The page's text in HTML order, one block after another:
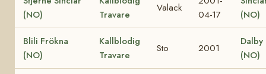
(NO)
Travare
Valack
04-17
(NO)
Blili Frökna
(NO)
Kallblodig
Travare
Sto 2001
Dalby
(NO)